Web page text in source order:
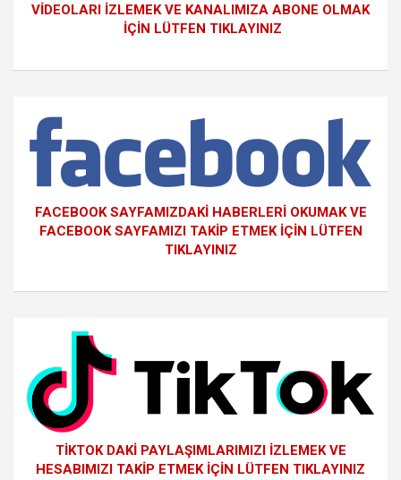
VİDEOLARI İZLEMEK VE KANALIMIZA ABONE OLMAK
İÇİN LÜTFEN TIKLAYINIZ
FACEBOOK SAYFAMIZDAKİ HABERLERİ OKUMAK VE
FACEBOOK SAYFAMIZI TAKİP ETMEK İÇİN LÜTFEN
TIKLAYINIZ
TİKTOK DAKİ PAYLAŞIMLARIMIZI İZLEMEK VE
HESABIMIZI TAKİP ETMEK İÇİN LÜTFEN TIKLAYINIZ